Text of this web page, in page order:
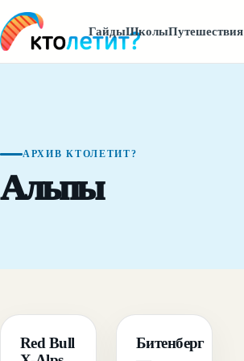
ГайдыШколыПутешествия
АРХИВ КТОЛЕТИТ?
Альпы
ГАЙД
Red Bull
ГАЙД
Битенберг